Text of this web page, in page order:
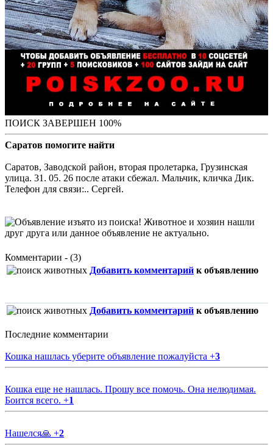
ПОИСК ЗАВЕРШЕН 100%
Саратов помогите найти
Саратов, Заводской район, вторая пролетарка, Грузинская
улица. 31. 05. 26 после атаки сбежал. Мальчик, кличка Дик.
Телефон для связи:.. Сергей.
Комментарии - (3)
Добавить комментарий к объявлению
Добавить комментарий к объявлению
Последние комментарии
Кошка нашлась уберите объявление пожалуйста +3
Кошка еще не нашлась. Прошу все помочь. Она нелюдимая.
Боится всего. +1
Нашелся🙏 +2